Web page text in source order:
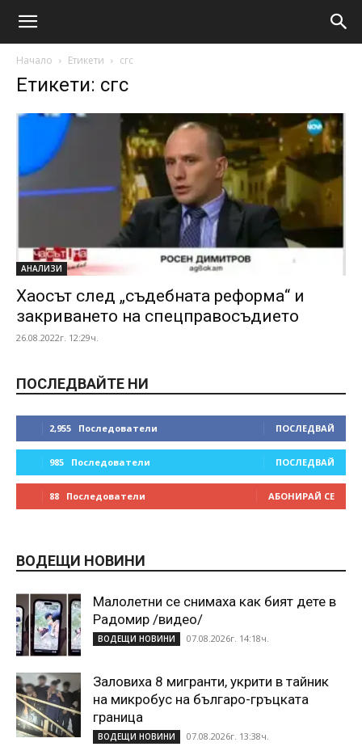
Начало Етикети сгс
Етикети: сгс
АНАЛИЗИ
Хаосът след „съдебната реформа“ и
закриването на спецправосъдието
26.08.2022г. 12:29ч.
ПОСЛЕДВАЙТЕ НИ
2,955 Последователи ПОСЛЕДВАЙ
985 Последователи ПОСЛЕДВАЙ
88 Последователи АБОНИРАЙ СЕ
ВОДЕЩИ НОВИНИ
Малолетни се снимаха как бият дете в
Радомир /видео/
ВОДЕЩИ НОВИНИ 07.08.2026г. 14:18ч.
Заловиха 8 мигранти, укрити в тайник
на микробус на българо-гръцката
граница
ВОДЕЩИ НОВИНИ 07.08.2026г. 13:38ч.